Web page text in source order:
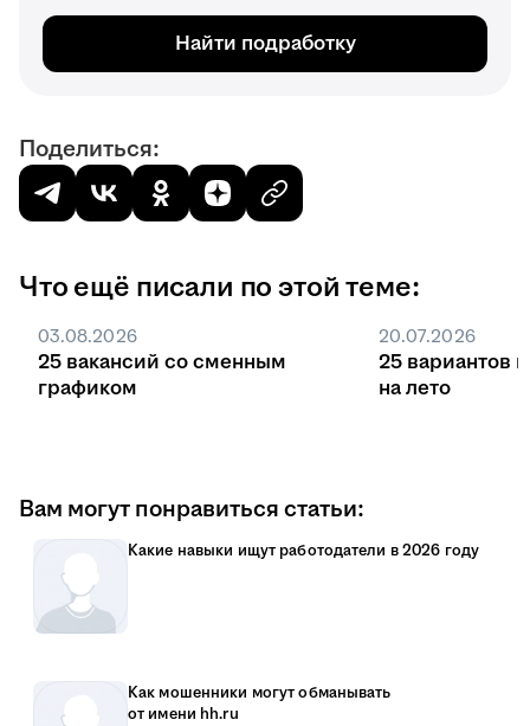
Найти подработку
Поделиться:
Что ещё писали по этой теме:
03.08.2026
25 вакансий со сменным
графиком
20.07.2026
25 вариантов
на лето
Вам могут понравиться статьи:
Какие навыки ищут работодатели в 2026 году
Как мошенники могут обманывать
от имени hh.ru